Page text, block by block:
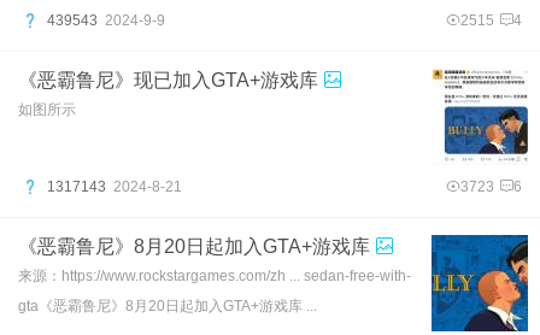
439543 2024-9-9 2515 4
《恶霸鲁尼》现已加入GTA+游戏库
如图所示
1317143 2024-8-21 3723 6
《恶霸鲁尼》8月20日起加入GTA+游戏库
来源：https://www.rockstargames.com/zh ... sedan-free-with-
gta《恶霸鲁尼》8月20日起加入GTA+游戏库 ...